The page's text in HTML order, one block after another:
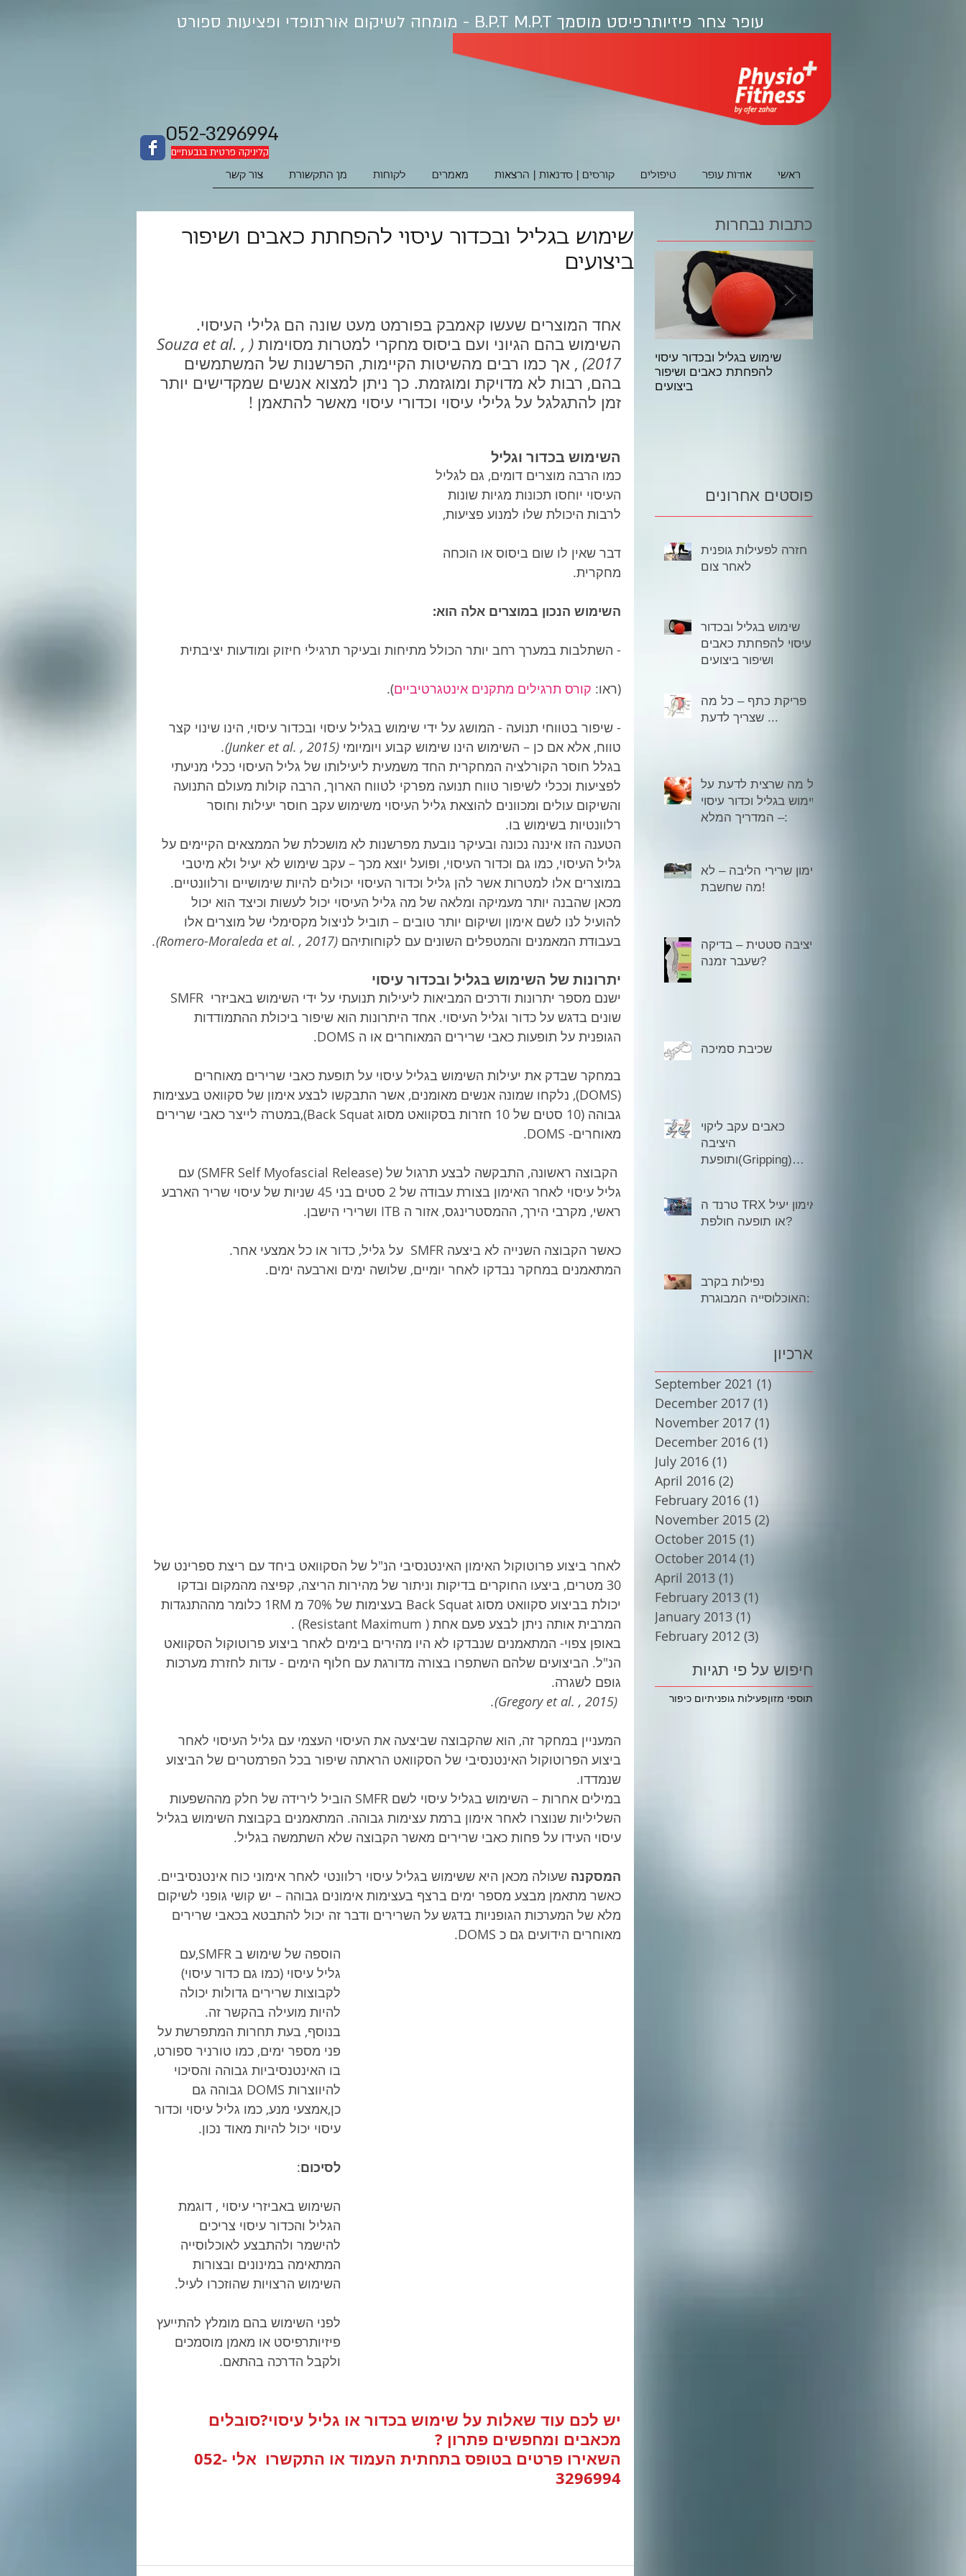
עופר צחר פיזיותרפיסט מוסמך B.P.T M.P.T - מומחה לשיקום אורתופדי ופציעות ספורט
052-3296994
קליניקה פרטית בגבעתיים
צור קשר מן התקשורת לקוחות מאמרים קורסים | סדנאות | הרצאות טיפולים אודות עופר ראשי
שימוש בגליל ובכדור עיסוי להפחתת כאבים ושיפור
ביצועים
אחד המוצרים שעשו קאמבק בפורמט מעט שונה הם גלילי העיסוי.
השימוש בהם הגיוני ועם ביסוס מחקרי למטרות מסוימות
(Souza et al. ,
2017) , אך כמו רבים מהשיטות הקיימות, הפרשנות של המשתמשים
בהם, רבות לא מדויקת ומוגזמת. כך ניתן למצוא אנשים שמקדישים יותר
זמן להתגלגל על גלילי עיסוי וכדורי עיסוי מאשר להתאמן !
השימוש בכדור וגליל
כמו הרבה מוצרים דומים, גם לגליל
העיסוי יוחסו תכונות מגיות שונות
לרבות היכולת שלו למנוע פציעות,
דבר שאין לו שום ביסוס או הוכחה
מחקרית.
השימוש הנכון במוצרים אלה הוא:
- השתלבות במערך רחב יותר הכולל מתיחות ובעיקר תרגילי חיזוק ומודעות יציבתית
(ראו: קורס תרגילים מתקנים אינטגרטיביים).
- שיפור בטווחי תנועה - המושג על ידי שימוש בגליל עיסוי ובכדור עיסוי, הינו שינוי קצר
טווח, אלא אם כן – השימוש הינו שימוש קבוע ויומיומי (Junker et al. , 2015).
בגלל חוסר הקורלציה המחקרית החד משמעית ליעילותו של גליל העיסוי ככלי מניעתי
לפציעות וככלי לשיפור טווח תנועה מפרקי לטווח הארוך, הרבה קולות מעולם התנועה
והשיקום עולים ומכוונים להוצאת גליל העיסוי משימוש עקב חוסר יעילות וחוסר
רלוונטיות בשימוש בו.
הטענה הזו איננה נכונה ובעיקר נובעת מפרשנות לא מושכלת של הממצאים הקיימים על
גליל העיסוי, כמו גם וכדור העיסוי, ופועל יוצא מכך – עקב שימוש לא יעיל ולא מיטבי
במוצרים אלו למטרות אשר להן גליל וכדור העיסוי יכולים להיות שימושיים ורלוונטיים.
מכאן שהבנה יותר מעמיקה ומלאה של מה גליל העיסוי יכול לעשות וכיצד הוא יכול
להועיל לנו לשם אימון ושיקום יותר טובים – תוביל לניצול מקסימלי של מוצרים אלו
בעבודת המאמנים והמטפלים השונים עם לקוחותיהם (Romero-Moraleda et al. , 2017).
יתרונות של השימוש בגליל ובכדור עיסוי
שונים בדגש על כדור וגליל העיסוי. אחד היתרונות הוא שיפור ביכולת ההתמודדות
הגופנית על תופעות כאבי שרירים המאוחרים או ה DOMS.
במחקר שבדק את יעילות השימוש בגליל עיסוי על תופעת כאבי שרירים מאוחרים
(DOMS), נלקחו שמונה אנשים מאומנים, אשר התבקשו לבצע אימון של סקוואט בעצימות
גבוהה (10 סטים של 10 חזרות בסקוואט מסוג Back Squat),במטרה לייצר כאבי שרירים
מאוחרים- DOMS.
הקבוצה ראשונה, התבקשה לבצע תרגול של (SMFR Self Myofascial Release) עם
גליל עיסוי לאחר האימון בצורת עבודה של 2 סטים בני 45 שניות של עיסוי שריר הארבע
ראשי, מקרבי הירך, ההמסטרינגס, אזור ה ITB ושרירי הישבן.
כאשר הקבוצה השנייה לא ביצעה SMFR  על גליל, כדור או כל אמצעי אחר.
המתאמנים במחקר נבדקו לאחר יומיים, שלושה ימים וארבעה ימים.
לאחר ביצוע פרוטוקול האימון האינטנסיבי הנ"ל של הסקוואט ביחד עם ריצת ספרינט של
30 מטרים, ביצעו החוקרים בדיקות וניתור של מהירות הריצה, קפיצה מהמקום ובדקו
יכולת בביצוע סקוואט מסוג Back Squat בעצימות של 70% מ 1RM כלומר מההתנגדות
המרבית אותה ניתן לבצע פעם אחת ( Resistant Maximum) .
באופן צפוי- המתאמנים שנבדקו לא היו מהירים בימים לאחר ביצוע פרוטוקול הסקוואט
הנ"ל. הביצועים שלהם השתפרו בצורה מדורגת עם חלוף הימים - עדות לחזרת מערכות
גופם לשגרה.
המעניין במחקר זה, הוא שהקבוצה שביצעה את העיסוי העצמי עם גליל העיסוי לאחר
ביצוע הפרוטוקול האינטנסיבי של הסקוואט הראתה שיפור בכל הפרמטרים של הביצוע
שנמדדו.
במילים אחרות – השימוש בגליל עיסוי לשם SMFR הוביל לירידה של חלק מההשפעות
השליליות שנוצרו לאחר אימון ברמת עצימות גבוהה. המתאמנים בקבוצת השימוש בגליל
עיסוי העידו על פחות כאבי שרירים מאשר הקבוצה שלא השתמשה בגליל.
המסקנה שעולה מכאן היא ששימוש בגליל עיסוי רלוונטי לאחר אימוני כוח אינטנסיביים.
כאשר מתאמן מבצע מספר ימים ברצף בעצימות אימונים גבוהה – יש קושי גופני לשיקום
מלא של המערכות הגופניות בדגש על השרירים ודבר זה יכול להתבטא בכאבי שרירים
מאוחרים הידועים גם כ DOMS.
הוספה של שימוש ב SMFR,עם
גליל עיסוי (כמו גם כדור עיסוי)
לקבוצות שרירים גדולות יכולה
להיות מועילה בהקשר זה.
בנוסף, בעת תחרות המתפרשת על
פני מספר ימים, כמו טורניר ספורט,
בו האינטנסיביות גבוהה והסיכוי
להיווצרות DOMS גבוהה גם
כן,אמצעי מנע, כמו גליל עיסוי וכדור
עיסוי יכול להיות מאוד נכון.
לסיכום:
השימוש באביזרי עיסוי , דוגמת
הגליל והכדור עיסוי צריכים
להישמר ולהתבצע לאוכלוסייה
המתאימה במינונים ובצורות
השימוש הרצויות שהוזכרו לעיל.
לפני השימוש בהם מומלץ להתייעץ
פיזיותרפיסט או מאמן מוסמכים
ולקבל הדרכה בהתאם.
יש לכם עוד שאלות על שימוש בכדור או גליל עיסוי?סובלים
מכאבים ומחפשים פתרון ?
השאירו פרטים בטופס בתחתית העמוד או התקשרו  אלי 052-
3296994
כתבות נבחרות
שימוש בגליל ובכדור עיסוי
להפחתת כאבים ושיפור
ביצועים
פוסטים אחרונים
חזרה לפעילות גופנית
לאחר צום
שימוש בגליל ובכדור
עיסוי להפחתת כאבים
ושיפור ביצועים
פריקת כתף – כל מה
שצריך לדעת ...
כל מה שרצית לדעת על
שימוש בגליל וכדור עיסוי
– המדריך המלא:
אימון שרירי הליבה – לא
מה שחשבת!
יציבה סטטית – בדיקה
שעבר זמנה?
שכיבת סמיכה
כאבים עקב ליקוי
היציבה
ותופעת(Gripping)
טרנד ה TRX אימון יעיל
או תופעה חולפת?
נפילות בקרב
האוכלוסייה המבוגרת:
ארכיון
September 2021 (1)
December 2017 (1)
November 2017 (1)
December 2016 (1)
July 2016 (1)
April 2016 (2)
February 2016 (1)
November 2015 (2)
October 2015 (1)
October 2014 (1)
April 2013 (1)
February 2013 (1)
January 2013 (1)
February 2012 (3)
חיפוש על פי תגיות
יום כיפורפעילות גופניתתוספי מזון